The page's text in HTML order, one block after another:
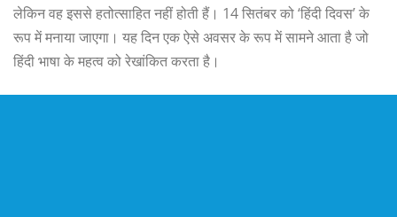
लेकिन वह इससे हतोत्साहित नहीं होती हैं। 14 सितंबर को ‘हिंदी दिवस’ के
रूप में मनाया जाएगा। यह दिन एक ऐसे अवसर के रूप में सामने आता है जो
हिंदी भाषा के महत्व को रेखांकित करता है।